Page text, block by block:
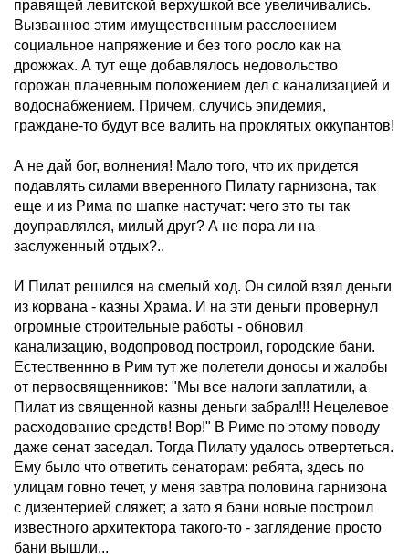
правящей левитской верхушкой все увеличивались.
Вызванное этим имущественным расслоением
социальное напряжение и без того росло как на
дрожжах. А тут еще добавлялось недовольство
горожан плачевным положением дел с канализацией и
водоснабжением. Причем, случись эпидемия,
граждане-то будут все валить на проклятых оккупантов!
А не дай бог, волнения! Мало того, что их придется
подавлять силами вверенного Пилату гарнизона, так
еще и из Рима по шапке настучат: чего это ты так
доуправлялся, милый друг? А не пора ли на
заслуженный отдых?..
И Пилат решился на смелый ход. Он силой взял деньги
из корвана - казны Храма. И на эти деньги провернул
огромные строительные работы - обновил
канализацию, водопровод построил, городские бани.
Естественнно в Рим тут же полетели доносы и жалобы
от первосвященников: "Мы все налоги заплатили, а
Пилат из священной казны деньги забрал!!! Нецелевое
расходование средств! Вор!" В Риме по этому поводу
даже сенат заседал. Тогда Пилату удалось отвертеться.
Ему было что ответить сенаторам: ребята, здесь по
улицам говно течет, у меня завтра половина гарнизона
с дизентерией сляжет; а зато я бани новые построил
известного архитектора такого-то - заглядение просто
бани вышли...